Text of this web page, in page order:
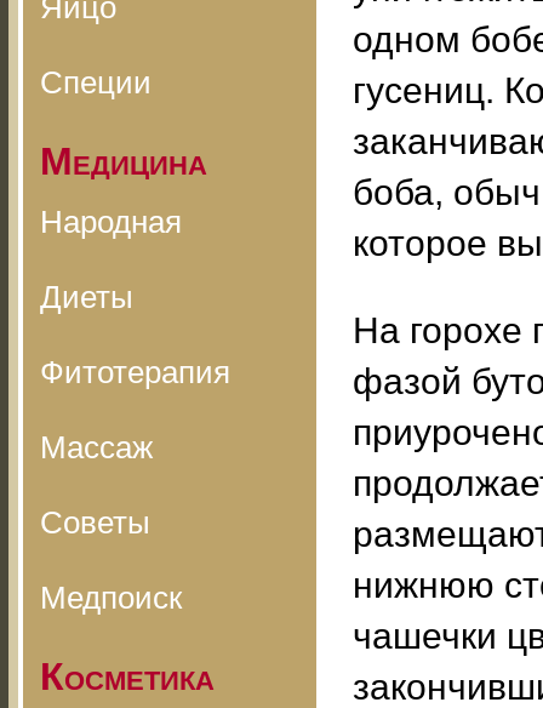
Яйцо
Специи
Медицина
Народная
Диеты
Фитотерапия
Массаж
Советы
Медпоиск
Косметика
одном
гусениц.
боба,
которое
На горохе
фазой
нижнюю
чашечки